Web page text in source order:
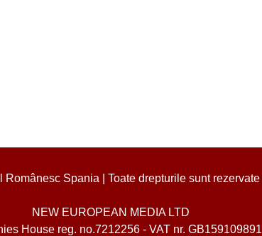
Românesc Spania | Toate drepturile sunt rezervate
NEW EUROPEAN MEDIA LTD
House reg. no.7212256 - VAT nr. GB159109891